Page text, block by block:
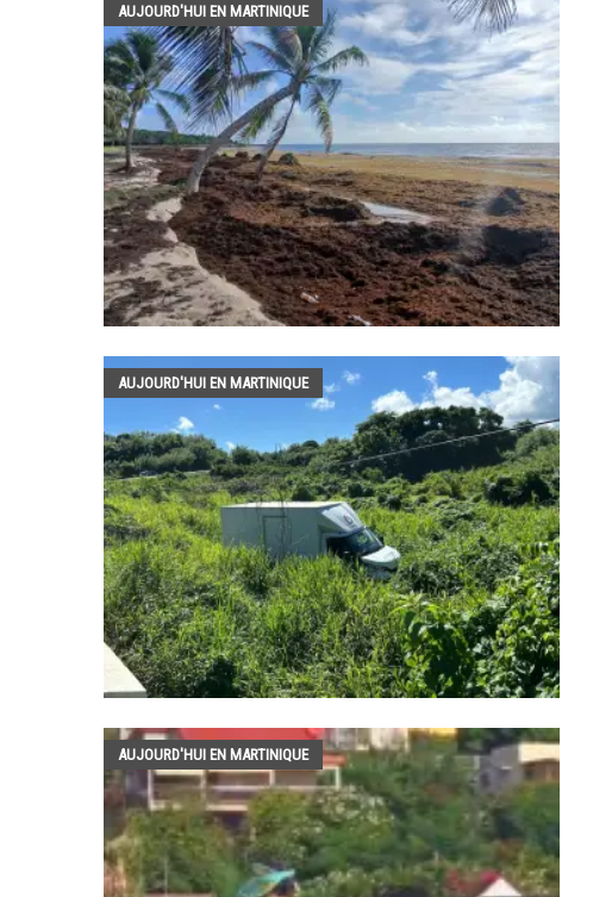
AUJOURD'HUI EN MARTINIQUE
AUJOURD'HUI EN MARTINIQUE
AUJOURD'HUI EN MARTINIQUE